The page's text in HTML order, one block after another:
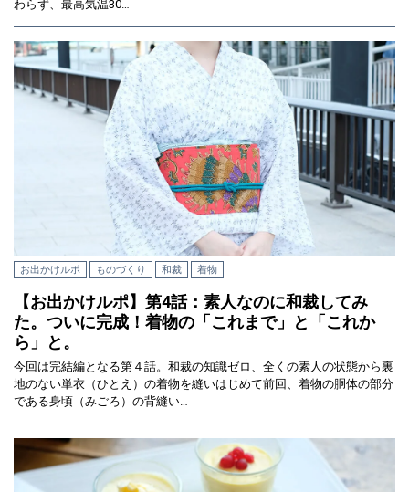
わらず、最高気温30…
お出かけルポ ものづくり 和裁 着物
【お出かけルポ】第4話：素人なのに和裁してみ
た。ついに完成！着物の「これまで」と「これか
ら」と。
今回は完結編となる第４話。和裁の知識ゼロ、全くの素人の状態から裏
地のない単衣（ひとえ）の着物を縫いはじめて前回、着物の胴体の部分
である身頃（みごろ）の背縫い…